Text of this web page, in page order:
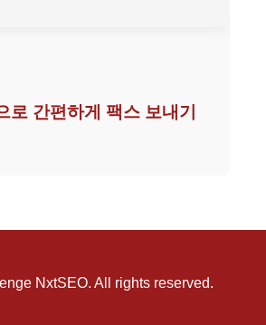
로 간편하게 팩스 보내기
NxtSEO. All rights reserved.